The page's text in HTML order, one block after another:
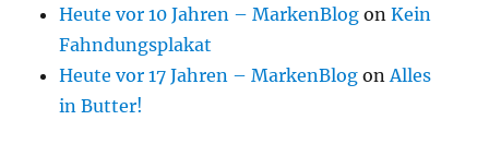
Heute vor 10 Jahren – MarkenBlog onKein
Fahndungsplakat
Heute vor 17 Jahren – MarkenBlog onAlles
in Butter!